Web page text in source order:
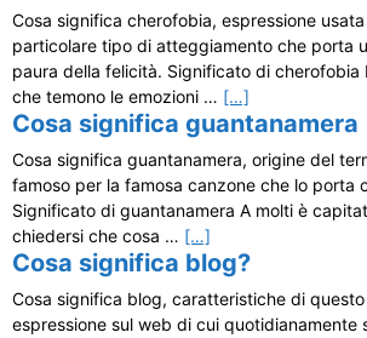
Cosa significa cherofobia, espressione
particolare tipo di atteggiamento che porta
paura della felicità. Significato di cherofobia
che temono le emozioni … […]
Cosa significa guantanamera
Cosa significa guantanamera, origine del
famoso per la famosa canzone che lo porta
Significato di guantanamera A molti è
chiedersi che cosa … […]
Cosa significa blog?
Cosa significa blog, caratteristiche di
espressione sul web di cui quotidianamente